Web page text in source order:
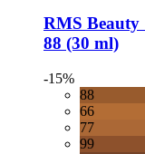
RMS Beauty
88 (30 ml)
-15%
88
66
77
99